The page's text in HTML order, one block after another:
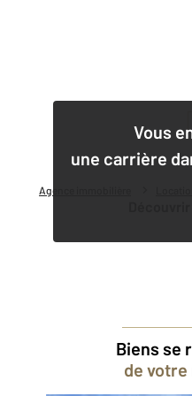
Agence immobilière
Vous
une carrière
Biens se
de